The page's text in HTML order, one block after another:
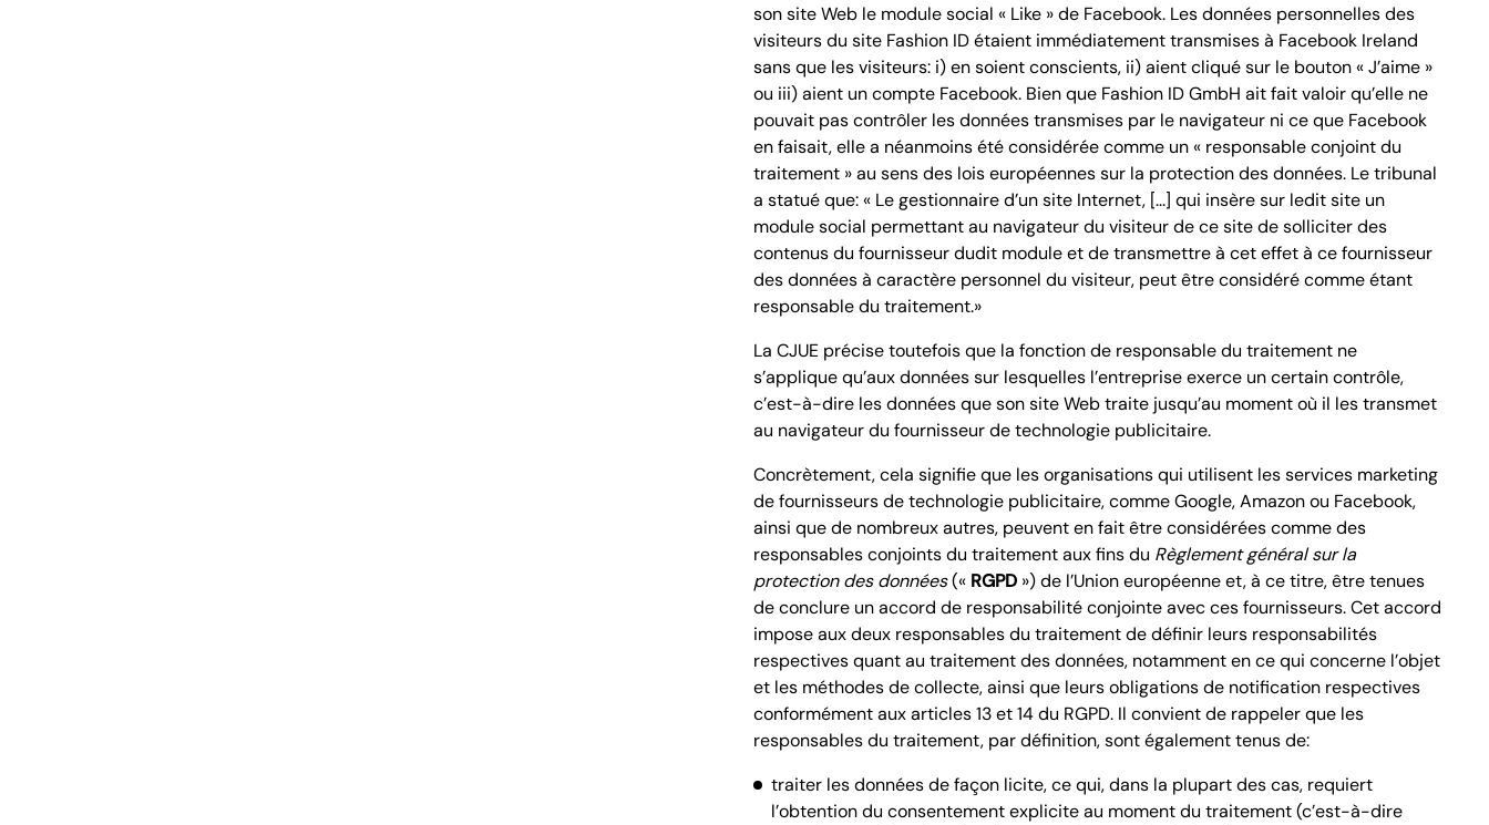
son site Web le module social « Like » de Facebook. Les données personnelles des
visiteurs du site Fashion ID étaient immédiatement transmises à Facebook Ireland
sans que les visiteurs: i) en soient conscients, ii) aient cliqué sur le bouton « J’aime »
ou iii) aient un compte Facebook. Bien que Fashion ID GmbH ait fait valoir qu’elle ne
pouvait pas contrôler les données transmises par le navigateur ni ce que Facebook
en faisait, elle a néanmoins été considérée comme un « responsable conjoint du
traitement » au sens des lois européennes sur la protection des données. Le tribunal
a statué que: « Le gestionnaire d’un site Internet, [...] qui insère sur ledit site un
module social permettant au navigateur du visiteur de ce site de solliciter des
contenus du fournisseur dudit module et de transmettre à cet effet à ce fournisseur
des données à caractère personnel du visiteur, peut être considéré comme étant
responsable du traitement.»
La CJUE précise toutefois que la fonction de responsable du traitement ne
s’applique qu’aux données sur lesquelles l’entreprise exerce un certain contrôle,
c’est-à-dire les données que son site Web traite jusqu’au moment où il les transmet
au navigateur du fournisseur de technologie publicitaire.
Concrètement, cela signifie que les organisations qui utilisent les services marketing
de fournisseurs de technologie publicitaire, comme Google, Amazon ou Facebook,
ainsi que de nombreux autres, peuvent en fait être considérées comme des
responsables conjoints du traitement aux fins du Règlement général sur la
protection des données(« RGPD») de l’Union européenne et, à ce titre, être tenues
de conclure un accord de responsabilité conjointe avec ces fournisseurs. Cet accord
impose aux deux responsables du traitement de définir leurs responsabilités
respectives quant au traitement des données, notamment en ce qui concerne l’objet
et les méthodes de collecte, ainsi que leurs obligations de notification respectives
conformément aux articles 13 et 14 du RGPD. Il convient de rappeler que les
responsables du traitement, par définition, sont également tenus de:
traiter les données de façon licite, ce qui, dans la plupart des cas, requiert
l’obtention du consentement explicite au moment du traitement (c’est-à-dire